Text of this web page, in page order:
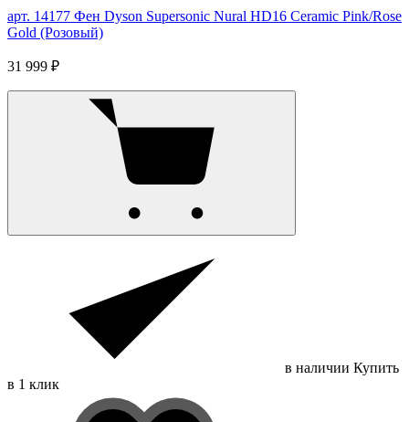
арт. 14177 Фен Dyson Supersonic Nural HD16 Ceramic Pink/Rose
Gold (Розовый)
31 999 ₽
в наличии Купить
в 1 клик